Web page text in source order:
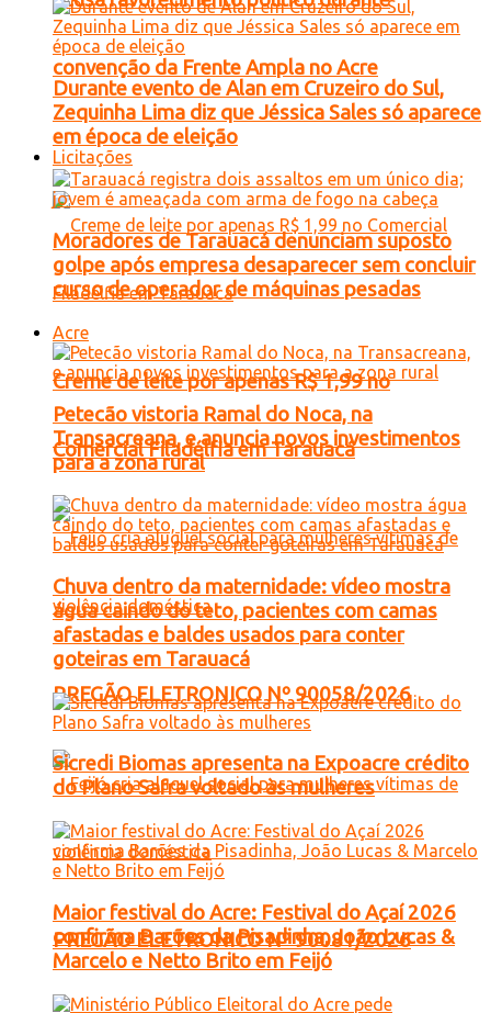
convenção da Frente Ampla no Acre
Licitações
Creme de leite por apenas R$ 1,99 no
Comercial Filadélfia em Tarauacá
PREGÃO ELETRONICO Nº 90058/2026
PREGÃO ELETRONICO Nº 90081/2026
Durante evento de Alan em Cruzeiro do Sul,
Zequinha Lima diz que Jéssica Sales só aparece
em época de eleição
Moradores de Tarauacá denunciam suposto
golpe após empresa desaparecer sem concluir
curso de operador de máquinas pesadas
Acre
Petecão vistoria Ramal do Noca, na
Transacreana, e anuncia novos investimentos
para a zona rural
Chuva dentro da maternidade: vídeo mostra
água caindo do teto, pacientes com camas
afastadas e baldes usados para conter
goteiras em Tarauacá
Sicredi Biomas apresenta na Expoacre crédito
do Plano Safra voltado às mulheres
Maior festival do Acre: Festival do Açaí 2026
confirma Barões da Pisadinha, João Lucas &
Marcelo e Netto Brito em Feijó